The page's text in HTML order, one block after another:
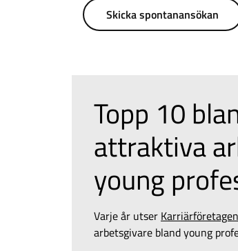
Skicka spontanansökan
Topp 10
attraktiva
young
Varje år utser Karriärföretagen
arbetsgivare bland young